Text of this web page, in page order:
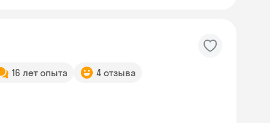
16 лет опыта 4 отзыва